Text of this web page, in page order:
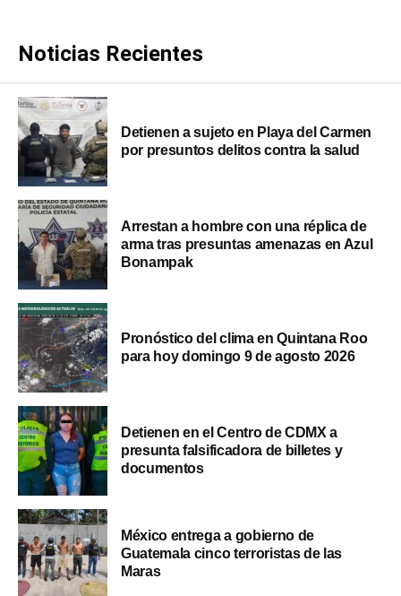
Noticias Recientes
Detienen a sujeto en Playa del Carmen
por presuntos delitos contra la salud
Arrestan a hombre con una réplica de
arma tras presuntas amenazas en Azul
Bonampak
Pronóstico del clima en Quintana Roo
para hoy domingo 9 de agosto 2026
Detienen en el Centro de CDMX a
presunta falsificadora de billetes y
documentos
México entrega a gobierno de
Guatemala cinco terroristas de las
Maras